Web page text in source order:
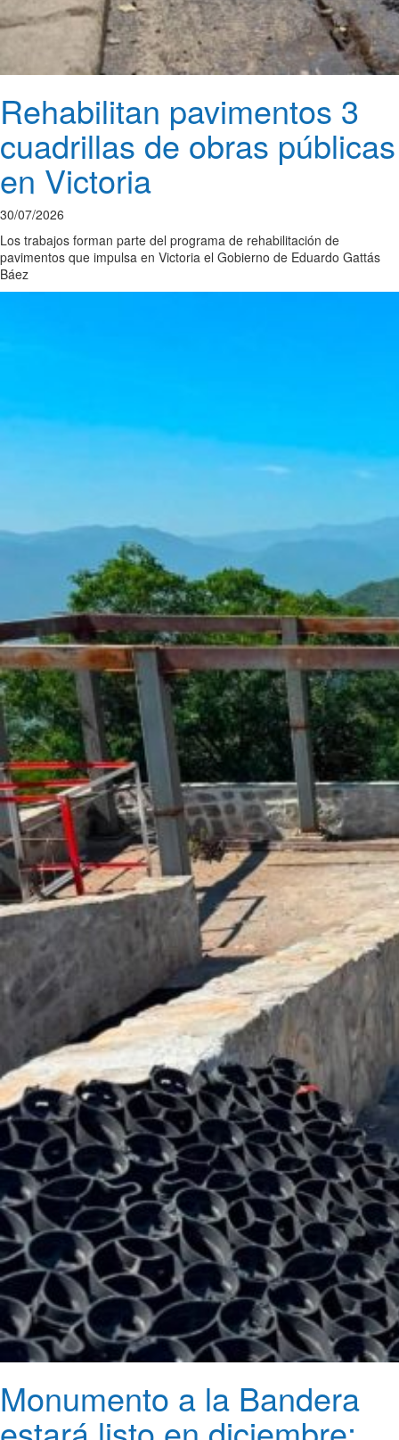
Rehabilitan pavimentos 3
cuadrillas de obras públicas
en Victoria
30/07/2026
Los trabajos forman parte del programa de rehabilitación de
pavimentos que impulsa en Victoria el Gobierno de Eduardo Gattás
Báez
Monumento a la Bandera